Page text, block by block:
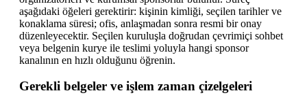
aşağıdaki öğeleri gerektirir: kişinin kimliği, seçilen tarihler ve
konaklama süresi; ofis, anlaşmadan sonra resmi bir onay
düzenleyecektir. Seçilen kuruluşla doğrudan çevrimiçi sohbet
veya belgenin kurye ile teslimi yoluyla hangi sponsor
kanalının en hızlı olduğunu öğrenin.
Gerekli belgeler ve işlem zaman çizelgeleri